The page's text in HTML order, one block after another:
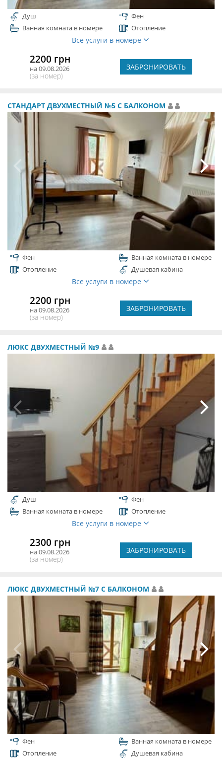
Душ
Фен
Ванная комната в номере
Отопление
Все услуги в номере
2200 грн
на 09.08.2026
(за номер)
ЗАБРОНИРОВАТЬ
СТАНДАРТ ДВУХМЕСТНЫЙ №5 С БАЛКОНОМ
Фен
Ванная комната в номере
Отопление
Душевая кабина
Все услуги в номере
2200 грн
на 09.08.2026
(за номер)
ЗАБРОНИРОВАТЬ
ЛЮКС ДВУХМЕСТНЫЙ №9
Душ
Фен
Ванная комната в номере
Отопление
Все услуги в номере
2300 грн
на 09.08.2026
(за номер)
ЗАБРОНИРОВАТЬ
ЛЮКС ДВУХМЕСТНЫЙ №7 С БАЛКОНОМ
Фен
Ванная комната в номере
Отопление
Душевая кабина